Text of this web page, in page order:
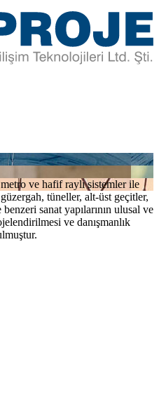
ve hafif raylı sistemler ile
tüneller, alt-üst geçitler,
sanat yapılarının ulusal ve
ve danışmanlık